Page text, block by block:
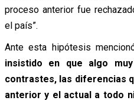
proceso anterior fue
el país”.
Ante esta hipótesis
insistido en que algo
contrastes, las diferencias
anterior y el actual a todo